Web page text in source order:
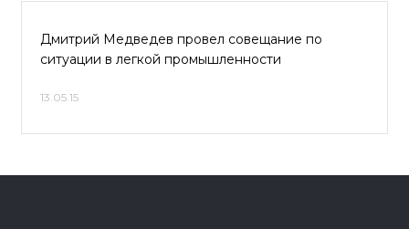
Дмитрий Медведев провел совещание по
ситуации в легкой промышленности
13.05.15